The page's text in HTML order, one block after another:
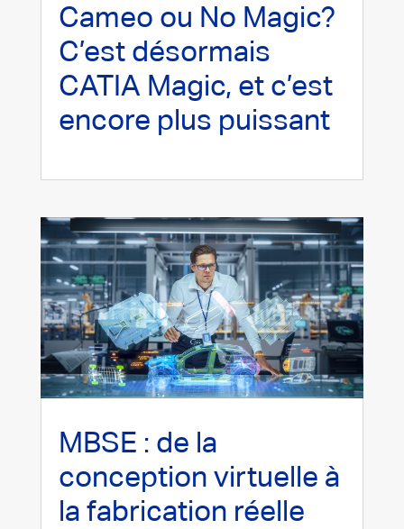
Cameo ou No Magic?
C’est désormais
CATIA Magic, et c’est
encore plus puissant
MBSE : de la
conception virtuelle à
la fabrication réelle